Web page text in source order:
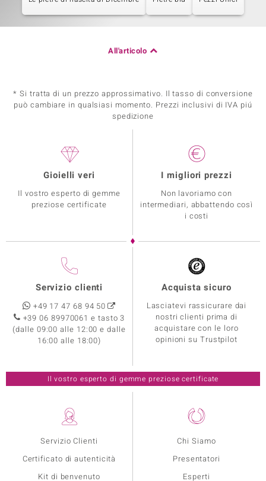
All'articolo
* Si tratta di un prezzo approssimativo. Il tasso di conversione
può cambiare in qualsiasi momento. Prezzi inclusivi di IVA piú
spedizione
Servizio Clienti
Certificato di autenticità
Kit di benvenuto
Chi Siamo
Presentatori
Esperti
Gioielli veri
Il vostro esperto di gemme
preziose certificate
I migliori prezzi
Non lavoriamo con
intermediari, abbattendo così
i costi
Servizio clienti
+49 17 47 68 94 50
+39 06 89970061 e tasto 3
(dalle 09:00 alle 12:00 e dalle
16:00 alle 18:00)
Acquista sicuro
Lasciatevi rassicurare dai
nostri clienti prima di
acquistare con le loro
opinioni su Trustpilot
Il vostro esperto di gemme preziose certificate